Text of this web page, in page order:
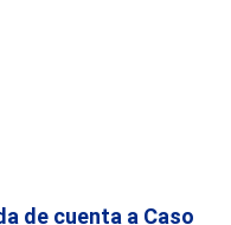
de cuenta a Caso